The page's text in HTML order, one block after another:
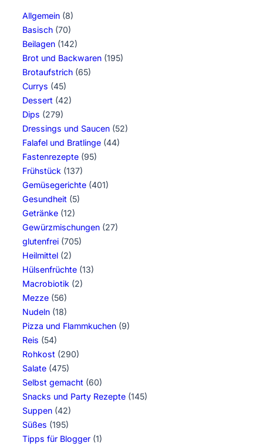
Allgemein (8)
Basisch (70)
Beilagen (142)
Brot und Backwaren (195)
Brotaufstrich (65)
Currys (45)
Dessert (42)
Dips (279)
Dressings und Saucen (52)
Falafel und Bratlinge (44)
Fastenrezepte (95)
Frühstück (137)
Gemüsegerichte (401)
Gesundheit (5)
Getränke (12)
Gewürzmischungen (27)
glutenfrei (705)
Heilmittel (2)
Hülsenfrüchte (13)
Macrobiotik (2)
Mezze (56)
Nudeln (18)
Pizza und Flammkuchen (9)
Reis (54)
Rohkost (290)
Salate (475)
Selbst gemacht (60)
Snacks und Party Rezepte (145)
Suppen (42)
Süßes (195)
Tipps für Blogger (1)